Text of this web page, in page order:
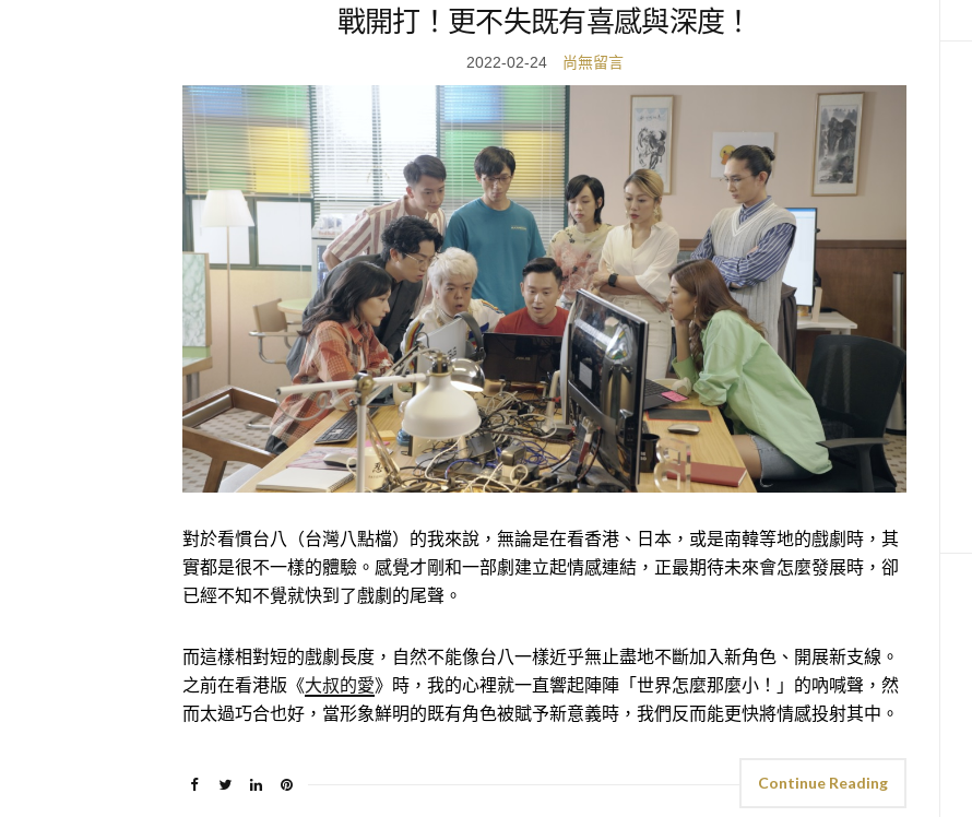
戰開打！更不失既有喜感與深度！
2022-02-24 尚無留言
對於看慣台八（台灣八點檔）的我來說，無論是在看香港、日本，或是南韓等地的戲劇時，其
實都是很不一樣的體驗。感覺才剛和一部劇建立起情感連結，正最期待未來會怎麼發展時，卻
已經不知不覺就快到了戲劇的尾聲。
而這樣相對短的戲劇長度，自然不能像台八一樣近乎無止盡地不斷加入新角色、開展新支線。
之前在看港版《大叔的愛》時，我的心裡就一直響起陣陣「世界怎麼那麼小！」的吶喊聲，然
而太過巧合也好，當形象鮮明的既有角色被賦予新意義時，我們反而能更快將情感投射其中。
Continue Reading